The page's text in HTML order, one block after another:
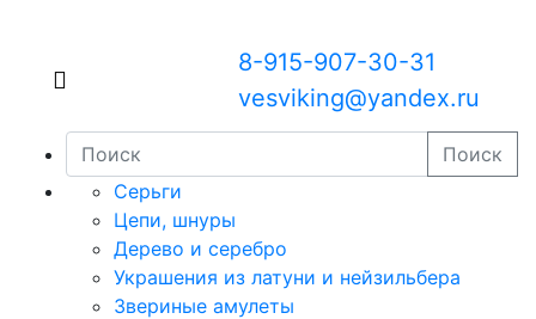
8-915-907-30-31
vesviking@yandex.ru
Поиск
Серьги
Цепи, шнуры
Дерево и серебро
Украшения из латуни и нейзильбера
Звериные амулеты